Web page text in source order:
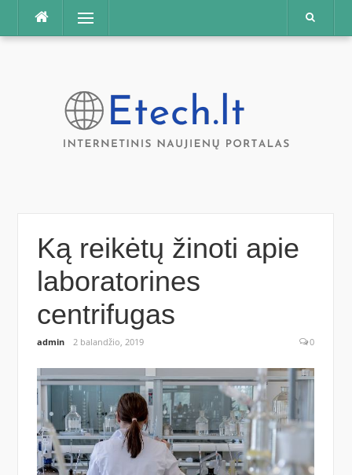
Praleisti
Meniu
Ką reikėtų žinoti apie
laboratorines
centrifugas
admin 2 balandžio, 2019 0